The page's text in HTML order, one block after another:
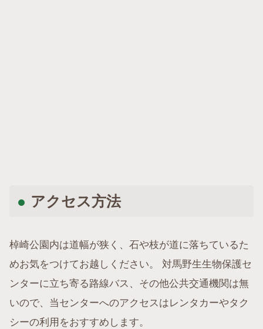
アクセス方法
棹崎公園内は道幅が狭く、石や枝が道に落ちているた
めお気をつけてお越しください。 対馬野生生物保護セ
ンターに立ち寄る路線バス、その他公共交通機関は無
いので、当センターへのアクセスはレンタカーやタク
シーの利用をおすすめします。